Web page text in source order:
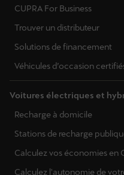
CUPRA For Business
Trouver un distributeur
Solutions de financement
Véhicules d’occasion
Voitures électriques et
Recharge à domicile
Stations de recharge
Calculez vos économies en
Calculez l'autonomie de